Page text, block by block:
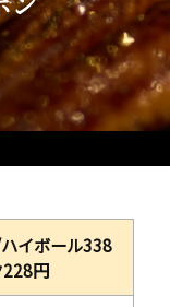
イボール338
円